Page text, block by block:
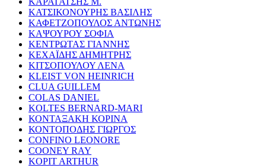
ΚΑΤΣΙΚΟΝΟΥΡΗΣ ΒΑΣΙΛΗΣ
ΚΑΦΕΤΖΟΠΟΥΛΟΣ ΑΝΤΩΝΗΣ
ΚΑΨΟΥΡΟΥ ΣΟΦΙΑ
ΚΕΝΤΡΩΤΑΣ ΓΙΑΝΝΗΣ
ΚΕΧΑΪΔΗΣ ΔΗΜΗΤΡΗΣ
ΚΙΤΣΟΠΟΥΛΟΥ ΛΕΝΑ
KLEIST VON HEINRICH
CLUA GUILLEM
COLAS DANIEL
KOLTES BERNARD-MARI
ΚΟΝΤΑΞΑΚΗ ΚΟΡΙΝΑ
ΚΟΝΤΟΠΟΔΗΣ ΓΙΩΡΓΟΣ
CONFINO LEONORE
COONEY RAY
KOPIT ARTHUR